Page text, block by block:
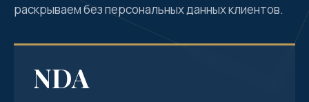
раскрываем без персональных данных клиентов.
NDA